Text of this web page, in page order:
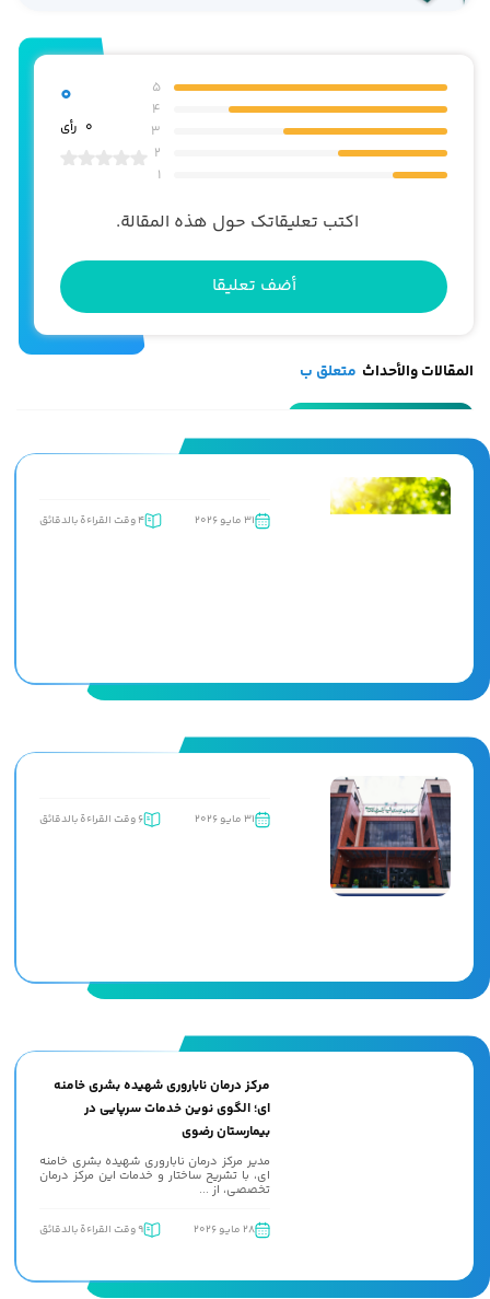
رأي
اكتب تعليقاتك حول هذه المقالة.
أضف تعليقا
المقالات والأحداث متعلق ب
31 مايو 2026 4 وقت القراءة بالدقائق
31 مايو 2026 6 وقت القراءة بالدقائق
مرکز درمان ناباروری شهیده بشری خامنه
ای؛ الگوی نوین خدمات سرپایی در
بیمارستان رضوی
مدیر مرکز درمان ناباروری شهیده بشری خامنه
ای، با تشریح ساختار و خدمات این مرکز درمان
تخصصی، از ...
28 مايو 2026 9 وقت القراءة بالدقائق